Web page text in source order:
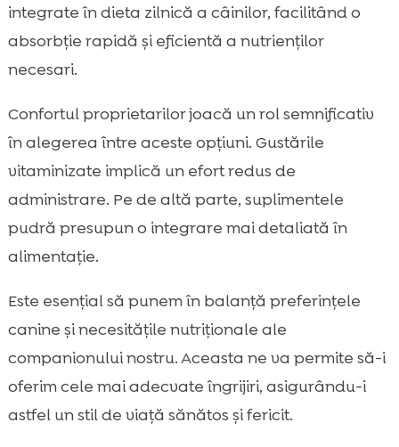
integrate în dieta zilnică a câinilor, facilitând o
absorbție rapidă și eficientă a nutrienților
necesari.
Confortul proprietarilor joacă un rol semnificativ
în alegerea între aceste opțiuni. Gustările
vitaminizate implică un efort redus de
administrare. Pe de altă parte, suplimentele
pudră presupun o integrare mai detaliată în
alimentație.
Este esențial să punem în balanță preferințele
canine și necesitățile nutriționale ale
companionului nostru. Aceasta ne va permite să-i
oferim cele mai adecvate îngrijiri, asigurându-i
astfel un stil de viață sănătos și fericit.